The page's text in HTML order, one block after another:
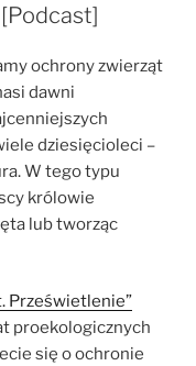
ochrony zwierząt
dawni
dziesięcioleci –
W tego typu
królowie
lub tworząc
Prześwietlenie”
proekologicznych
się o ochronie